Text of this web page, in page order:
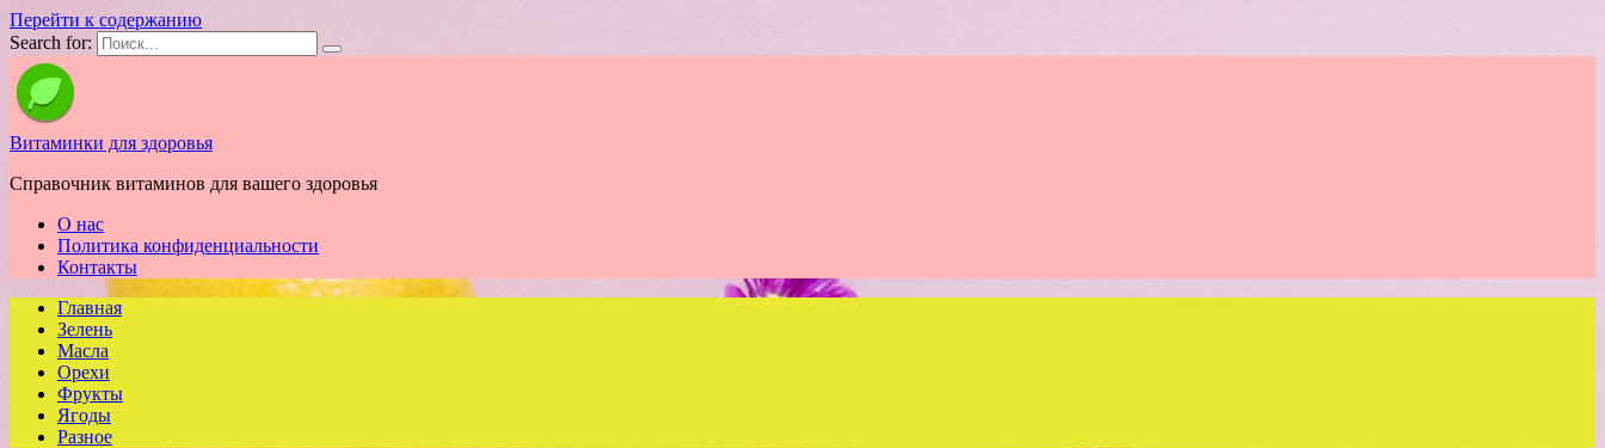
Перейти к содержанию
Search for:
Витаминки для здоровья
Справочник витаминов для вашего здоровья
О нас
Политика конфиденциальности
Контакты
Главная
Зелень
Масла
Орехи
Фрукты
Ягоды
Разное